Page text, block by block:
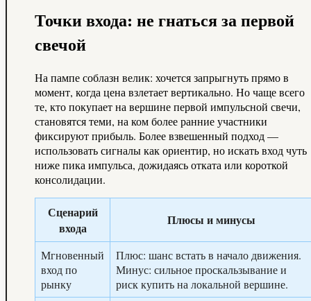
Точки входа: не гнаться за первой
свечой
На пампе соблазн велик: хочется запрыгнуть прямо в
момент, когда цена взлетает вертикально. Но чаще всего
те, кто покупает на вершине первой импульсной свечи,
становятся теми, на ком более ранние участники
фиксируют прибыль. Более взвешенный подход —
использовать сигналы как ориентир, но искать вход чуть
ниже пика импульса, дожидаясь отката или короткой
консолидации.
Сценарий
входа
Плюсы и минусы
Мгновенный
вход по
рынку
Плюс: шанс встать в начало движения.
Минус: сильное проскальзывание и
риск купить на локальной вершине.